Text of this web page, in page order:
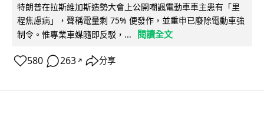
特朗普在拉斯維加斯造勢大會上公開嘲諷電動車車主患有「里
程焦慮病」，聲稱電量剩 75% 便發作，並重申已廢除電動車強
制令。惟專業車媒隨即反駁，...
閱讀全文
580 263 ↗ 分享